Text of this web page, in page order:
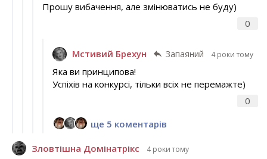
0
Прошу вибачення, але змінюватись не буду)
Мстивий Брехун Запаяний 4 роки тому
0
Яка ви принципова!
Успіхів на конкурсі, тільки всіх не перемажте)
ще 5 коментарів
Зловтішна Домінатрікс 4 роки тому